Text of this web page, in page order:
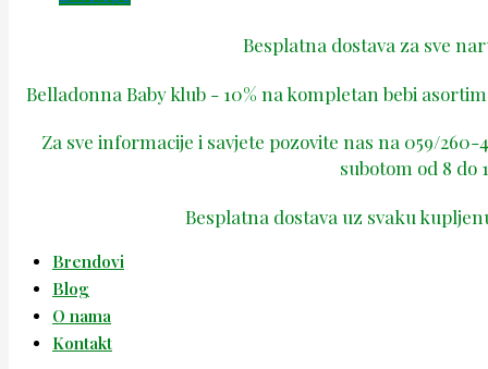
Besplatna dostava za sve
Belladonna Baby klub - 10% na kompletan bebi
Za sve informacije i savjete pozovite nas na 059/
subotom od 8 do
Besplatna dostava uz svaku
Brendovi
Blog
O nama
Kontakt